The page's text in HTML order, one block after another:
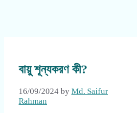
বায়ু শূন্যকরণ কী?
16/09/2024 by Md. Saifur
Rahman